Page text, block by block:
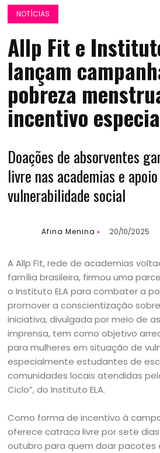
NOTÍCIAS
Allp Fit e
lançam
pobreza
incentivo
Doações de absorventes
livre nas academias e
vulnerabilidade social
Afina Menina 20/10/2025
A Allp Fit, rede de academias
família brasileira, firmou uma
o Instituto ELA para combater a
promover a conscientização
iniciativa, divulgada por meio de
imprensa, tem como objetivo
para mulheres em situação de
especialmente estudantes de
comunidades locais atendidas
Ciclo”, do Instituto ELA.
Como forma de incentivo à
oferece catraca livre por sete
outubro para quem doar pacotes